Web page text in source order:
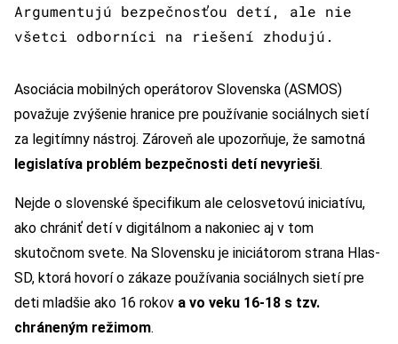
Argumentujú bezpečnosťou detí, ale nie
všetci odborníci na riešení zhodujú.
Asociácia mobilných operátorov Slovenska (ASMOS)
považuje zvýšenie hranice pre používanie sociálnych sietí
za legitímny nástroj. Zároveň ale upozorňuje, že samotná
legislatíva problém bezpečnosti detí nevyrieši.
Nejde o slovenské špecifikum ale celosvetovú iniciatívu,
ako chrániť detí v digitálnom a nakoniec aj v tom
skutočnom svete. Na Slovensku je iniciátorom strana Hlas-
SD, ktorá hovorí o zákaze používania sociálnych sietí pre
deti mladšie ako 16 rokov a vo veku 16-18 s tzv.
chráneným režimom.